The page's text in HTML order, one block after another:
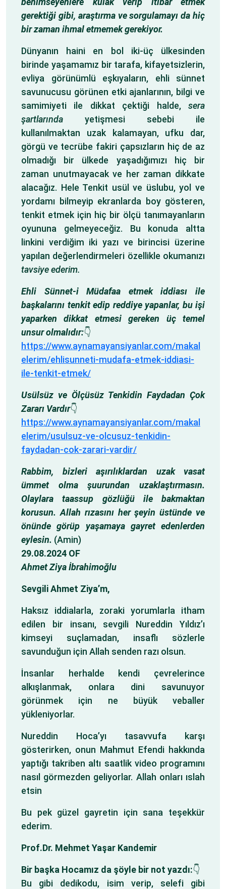
gerektiği gibi, araştırma ve sorgulamayı da hiç
bir zaman ihmal etmemek gerekiyor.
Dünyanın haini en bol iki-üç ülkesinden
birinde yaşamamız bir tarafa, kifayetsizlerin,
evliya görünümlü eşkıyaların, ehli sünnet
savunucusu görünen etki ajanlarının, bilgi ve
samimiyeti ile dikkat çektiği halde, sera
şartlarında yetişmesi sebebi ile
kullanılmaktan uzak kalamayan, ufku dar,
görgü ve tecrübe fakiri çapsızların hiç de az
olmadığı bir ülkede yaşadığımızı hiç bir
zaman unutmayacak ve her zaman dikkate
alacağız. Hele Tenkit usül ve üslubu, yol ve
yordamı bilmeyip ekranlarda boy gösteren,
tenkit etmek için hiç bir ölçü tanımayanların
oyununa gelmeyeceğiz. Bu konuda altta
linkini verdiğim iki yazı ve birincisi üzerine
yapılan değerlendirmeleri özellikle okumanızı
tavsiye ederim.
Ehli Sünnet-i Müdafaa etmek iddiası ile
başkalarını tenkit edip reddiye yapanlar, bu işi
yaparken dikkat etmesi gereken üç temel
unsur olmalıdır:👇
https://www.aynamayansiyanlar.com/makal
elerim/ehlisunneti-mudafa-etmek-iddiasi-
ile-tenkit-etmek/
Usülsüz ve Ölçüsüz Tenkidin Faydadan Çok
Zararı Vardır👇
https://www.aynamayansiyanlar.com/makal
elerim/usulsuz-ve-olcusuz-tenkidin-
faydadan-cok-zarari-vardir/
Rabbim, bizleri aşırılıklardan uzak vasat
ümmet olma şuurundan uzaklaştırmasın.
Olaylara taassup gözlüğü ile bakmaktan
korusun. Allah rızasını her şeyin üstünde ve
önünde görüp yaşamaya gayret edenlerden
eylesin. (Amin)
29.08.2024 OF
Ahmet Ziya İbrahimoğlu
Sevgili Ahmet Ziya’m,
Haksız iddialarla, zoraki yorumlarla itham
edilen bir insanı, sevgili Nureddin Yıldız’ı
kimseyi suçlamadan, insaflı sözlerle
savunduğun için Allah senden razı olsun.
İnsanlar herhalde kendi çevrelerince
alkışlanmak, onlara dini savunuyor
görünmek için ne büyük veballer
yükleniyorlar.
Nureddin Hoca’yı tasavvufa karşı
gösterirken, onun Mahmut Efendi hakkında
yaptığı takriben altı saatlik video programını
nasıl görmezden geliyorlar. Allah onları ıslah
etsin
Bu pek güzel gayretin için sana teşekkür
ederim.
Prof.Dr. Mehmet Yaşar Kandemir
Bir başka Hocamız da şöyle bir not yazdı:👇
Bu gibi dedikodu, isim verip, selefi gibi